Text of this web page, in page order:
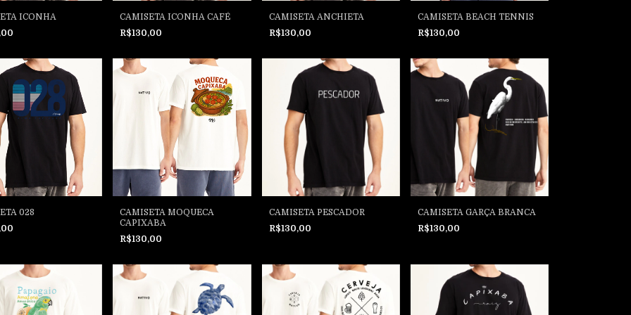
ICONHA
CAMISETA ICONHA CAFÉ
R$130,00
CAMISETA ANCHIETA
R$130,00
CAMISETA BEACH TENNIS
R$130,00
028
CAMISETA MOQUECA
CAPIXABA
R$130,00
CAMISETA PESCADOR
R$130,00
CAMISETA GARÇA BRANCA
R$130,00